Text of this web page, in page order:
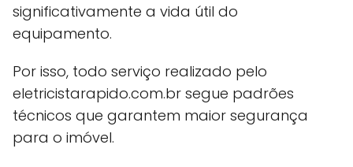
significativamente a vida útil do
equipamento.
Por isso, todo serviço realizado pelo
eletricistarapido.com.br segue padrões
técnicos que garantem maior segurança
para o imóvel.